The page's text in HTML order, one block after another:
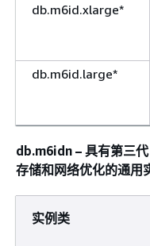
db.m6id.xlarge*
db.m6id.large*
db.m6idn – 具有第三
存储和网络优化的通用
实例类